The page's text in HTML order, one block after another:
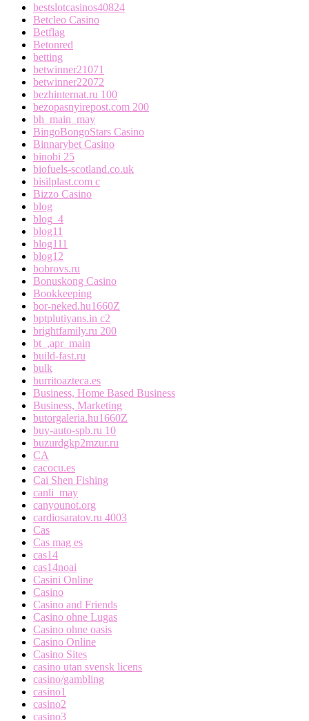
bestslotcasinos40824
Betcleo Casino
Betflag
Betonred
betting
betwinner21071
betwinner22072
bezhinternat.ru 100
bezopasnyirepost.com 200
bh_main_may
BingoBongoStars Casino
Binnarybet Casino
binobi 25
biofuels-scotland.co.uk
bisilplast.com c
Bizzo Casino
blog
blog_4
blog11
blog111
blog12
bobrovs.ru
Bonuskong Casino
Bookkeeping
bor-neked.hu1660Z
bptplutiyans.in c2
brightfamily.ru 200
bt_,apr_main
build-fast.ru
bulk
burritoazteca.es
Business, Home Based Business
Business, Marketing
butorgaleria.hu1660Z
buy-auto-spb.ru 10
buzurdgkp2mzur.ru
CA
cacocu.es
Cai Shen Fishing
canli_may
canyounot.org
cardiosaratov.ru 4003
Cas
Cas mag es
cas14
cas14noai
Casini Online
Casino
Casino and Friends
Casino ohne Lugas
Casino ohne oasis
Casino Online
Casino Sites
casino utan svensk licens
casino/gambling
casino1
casino2
casino3